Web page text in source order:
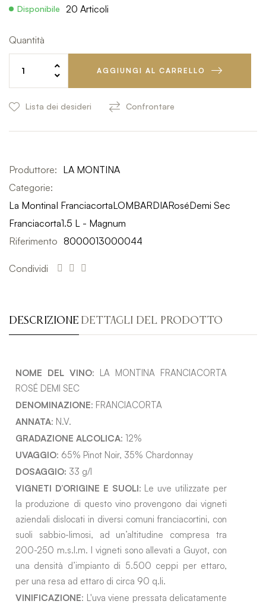
Disponibile 20 Articoli
Quantità
AGGIUNGI AL CARRELLO
Lista dei desideri Confrontare
Produttore: LA MONTINA
Categorie:
La MontinaI FranciacortaLOMBARDIARoséDemi Sec
Franciacorta1.5 L - Magnum
Riferimento 8000013000044
Condividi
DESCRIZIONE DETTAGLI DEL PRODOTTO
NOME DEL VINO: LA MONTINA FRANCIACORTA
ROSÉ DEMI SEC
DENOMINAZIONE: FRANCIACORTA
ANNATA: N.V.
GRADAZIONE ALCOLICA: 12%
UVAGGIO: 65% Pinot Noir, 35% Chardonnay
DOSAGGIO: 33 g/l
VIGNETI D’ORIGINE E SUOLI: Le uve utilizzate per
la produzione di questo vino provengono dai vigneti
aziendali dislocati in diversi comuni franciacortini, con
suoli sabbio-limosi, ad un’altitudine compresa tra
200-250 m.s.l.m. I vigneti sono allevati a Guyot, con
una densità d’impianto di 5.500 ceppi per ettaro,
per una resa ad ettaro di circa 90 q.li.
VINIFICAZIONE: L'uva viene pressata delicatamente